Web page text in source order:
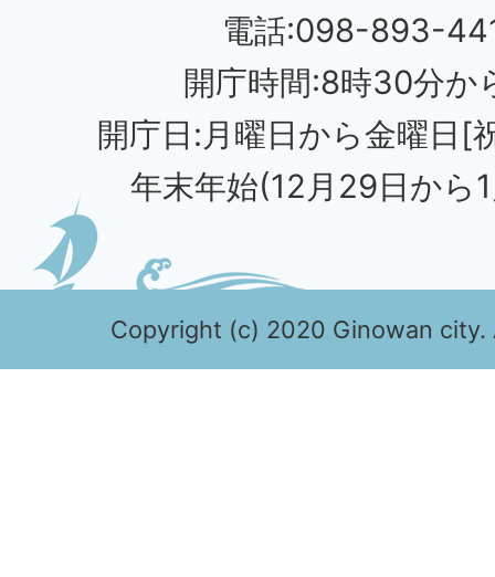
電話:098-893-
開庁時間:8時30分か
開庁日:月曜日から金曜日[
年末年始(12月29日から
Copyright (c) 2020 Ginowan city.